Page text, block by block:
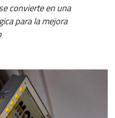
convierte en una
para la mejora